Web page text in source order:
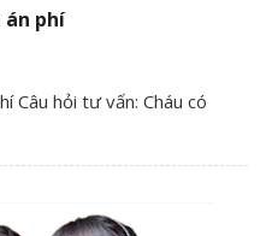
phí
Câu hỏi tư vấn: Cháu có